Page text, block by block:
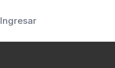
Ingresar